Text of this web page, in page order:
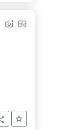
Condividi